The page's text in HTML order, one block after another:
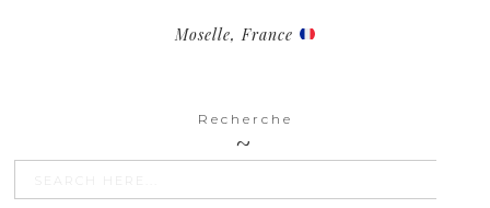
Moselle, France
Recherche
Search SEARCH